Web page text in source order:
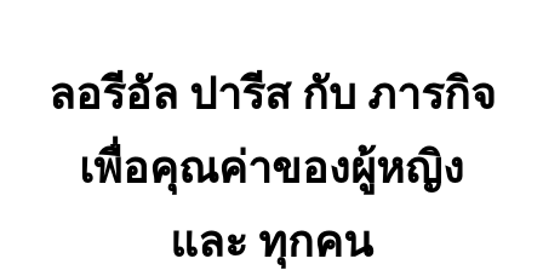
ลอรีอัล ปารีส กับ ภารกิจ
เพื่อคุณค่าของผู้หญิง
และ ทุกคน